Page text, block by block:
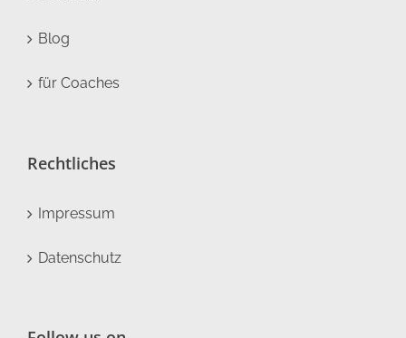
Blog
für Coaches
Rechtliches
Impressum
Datenschutz